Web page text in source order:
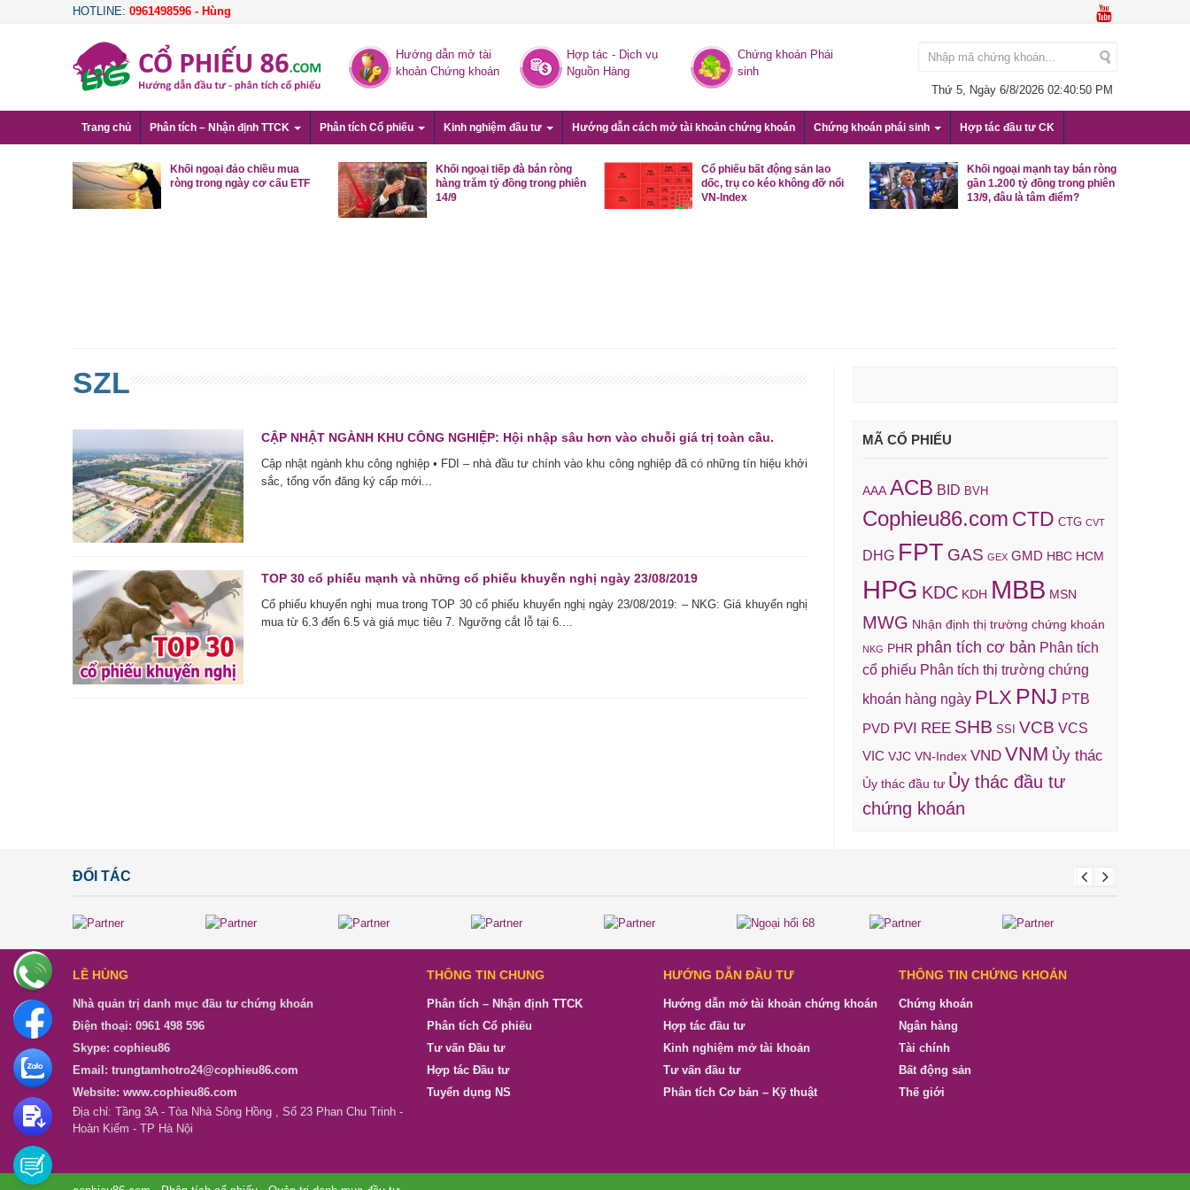
HOTLINE: 0961498596 - Hùng
Hướng dẫn mở tài
khoản Chứng khoán
Hợp tác - Dịch vụ
Nguồn Hàng
Chứng khoán Phái
sinh
Thứ 5, Ngày 6/8/2026 02:40:50 PM
Trang chủ Phân tích – Nhận định TTCK Phân tích Cổ phiếu Kinh nghiệm đầu tư Hướng dẫn cách mở tài khoản chứng khoán Chứng khoán phái sinh Hợp tác đầu tư CK
Khối ngoại đảo chiều mua
ròng trong ngày cơ cấu ETF
Khối ngoại tiếp đà bán ròng
hàng trăm tỷ đồng trong phiên
14/9
Cổ phiếu bất động sản lao
dốc, trụ co kéo không đỡ nổi
VN-Index
Khối ngoại mạnh tay bán ròng
gần 1.200 tỷ đồng trong phiên
13/9, đâu là tâm điểm?
SZL
CẬP NHẬT NGÀNH KHU CÔNG NGHIỆP: Hội nhập sâu hơn vào chuỗi giá trị toàn cầu.
Cập nhật ngành khu công nghiệp • FDI – nhà đầu tư chính vào khu công nghiệp đã có những tín hiệu khởi
sắc, tổng vốn đăng ký cấp mới...
TOP 30 cổ phiếu mạnh và những cổ phiếu khuyến nghị ngày 23/08/2019
Cổ phiếu khuyến nghị mua trong TOP 30 cổ phiếu khuyến nghị ngày 23/08/2019: – NKG: Giá khuyến nghị
mua từ 6.3 đến 6.5 và giá mục tiêu 7. Ngưỡng cắt lỗ tại 6....
MÃ CỔ PHIẾU
AAA ACB BID BVH
Cophieu86.com CTD CTG CVT
DHG FPT GAS GEX GMD HBC HCM
HPG KDC KDH MBB MSN
MWG Nhận định thị trường chứng khoán
NKG PHR phân tích cơ bản Phân tích
cổ phiếu Phân tích thị trường chứng
khoán hàng ngày PLX PNJ PTB
PVD PVI REE SHB SSI VCB VCS
VIC VJC VN-Index VND VNM Ủy thác
Ủy thác đầu tư Ủy thác đầu tư
chứng khoán
ĐỐI TÁC
LÊ HÙNG
Nhà quản trị danh mục đầu tư chứng khoán
Điện thoại: 0961 498 596
Skype: cophieu86
Email: trungtamhotro24@cophieu86.com
Website: www.cophieu86.com
Địa chỉ: Tầng 3A - Tòa Nhà Sông Hồng , Số 23 Phan Chu Trinh -
Hoàn Kiếm - TP Hà Nội
THÔNG TIN CHUNG
Phân tích – Nhận định TTCK
Phân tích Cổ phiếu
Tư vấn Đầu tư
Hợp tác Đầu tư
Tuyển dụng NS
HƯỚNG DẪN ĐẦU TƯ
Hướng dẫn mở tài khoản chứng khoán
Hợp tác đầu tư
Kinh nghiệm mở tài khoản
Tư vấn đầu tư
Phân tích Cơ bản – Kỹ thuật
THÔNG TIN CHỨNG KHOÁN
Chứng khoán
Ngân hàng
Tài chính
Bất động sản
Thế giới